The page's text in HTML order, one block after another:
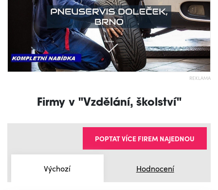
REKLAMA
Firmy v "Vzdělání, školství"
Výchozí Hodnocení
POPTAT VÍCE FIREM NAJEDNOU